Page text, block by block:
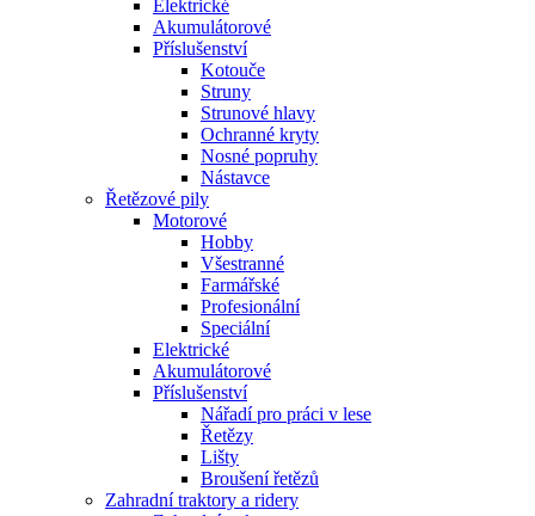
Elektrické
Akumulátorové
Příslušenství
Kotouče
Struny
Strunové hlavy
Ochranné kryty
Nosné popruhy
Nástavce
Řetězové pily
Motorové
Hobby
Všestranné
Farmářské
Profesionální
Speciální
Elektrické
Akumulátorové
Příslušenství
Nářadí pro práci v lese
Řetězy
Lišty
Broušení řetězů
Zahradní traktory a ridery